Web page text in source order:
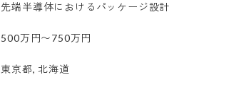
先端半導体におけるパッケージ設計
500万円〜750万円
東京都, 北海道